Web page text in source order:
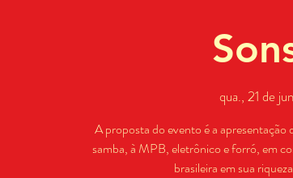
qua., 21 de
A proposta do evento é a
samba, à MPB, eletrônico e forró, em
brasileira em sua